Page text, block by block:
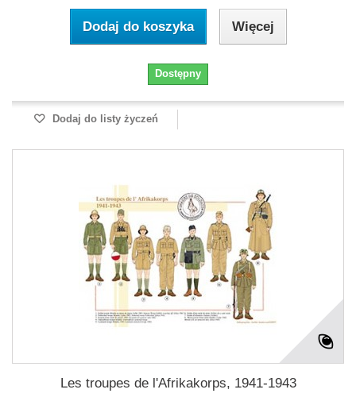
Dodaj do koszyka Więcej
Dostępny
Dodaj do listy życzeń
Les troupes de l'Afrikakorps, 1941-1943